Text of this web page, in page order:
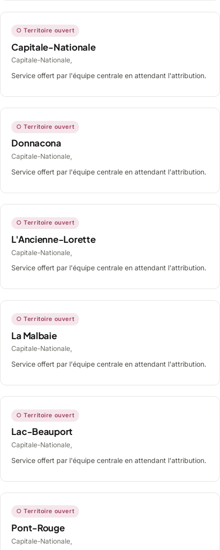
○ Territoire ouvert
Capitale-Nationale
Capitale-Nationale,
Service offert par l'équipe centrale en attendant l'attribution.
○ Territoire ouvert
Donnacona
Capitale-Nationale,
Service offert par l'équipe centrale en attendant l'attribution.
○ Territoire ouvert
L'Ancienne-Lorette
Capitale-Nationale,
Service offert par l'équipe centrale en attendant l'attribution.
○ Territoire ouvert
La Malbaie
Capitale-Nationale,
Service offert par l'équipe centrale en attendant l'attribution.
○ Territoire ouvert
Lac-Beauport
Capitale-Nationale,
Service offert par l'équipe centrale en attendant l'attribution.
○ Territoire ouvert
Pont-Rouge
Capitale-Nationale,